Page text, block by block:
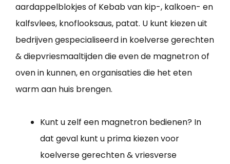
aardappelblokjes of Kebab van kip-, kalkoen- en
kalfsvlees, knoflooksaus, patat. U kunt kiezen uit
bedrijven gespecialiseerd in koelverse gerechten
& diepvriesmaaltijden die even de magnetron of
oven in kunnen, en organisaties die het eten
warm aan huis brengen.
Kunt u zelf een magnetron bedienen? In
dat geval kunt u prima kiezen voor
koelverse gerechten & vriesverse